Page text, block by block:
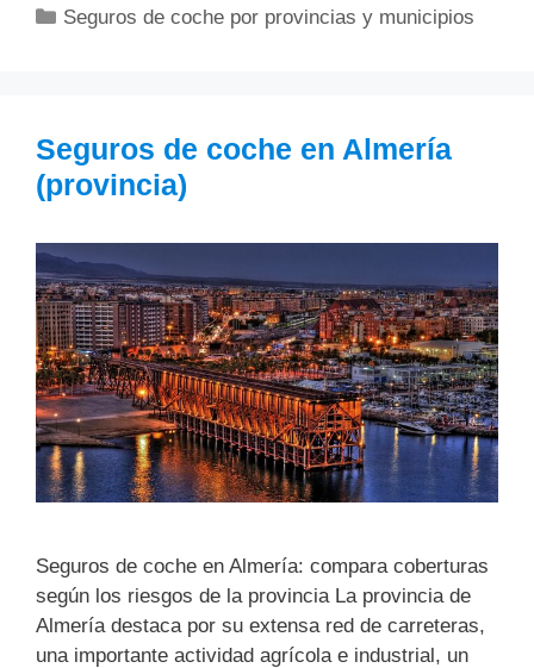
Categorías
Seguros de coche por provincias y municipios
Seguros de coche en Almería
(provincia)
Seguros de coche en Almería: compara coberturas
según los riesgos de la provincia La provincia de
Almería destaca por su extensa red de carreteras,
una importante actividad agrícola e industrial, un